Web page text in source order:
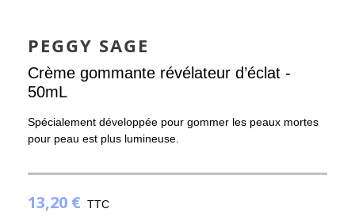
PEGGY SAGE
Crème gommante révélateur d’éclat -
50mL
Spécialement développée pour gommer les peaux mortes
pour peau est plus lumineuse.
13,20 € TTC